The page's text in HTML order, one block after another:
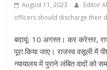
August 11, 2023 Editor
officers should discharge their
बदायूंः 10 अगस्त। कर करेत्तर,
पूरा किया जाए। राजस्व वसूली में
न्यायालय में पुराने लंबित वादों को